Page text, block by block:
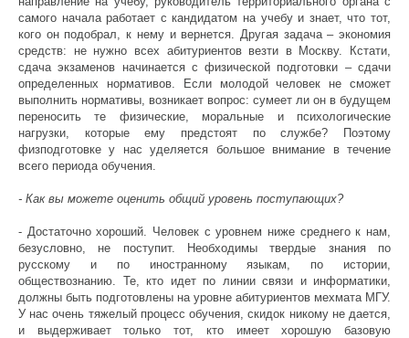
самого начала работает с кандидатом на учебу и знает, что тот,
кого он подобрал, к нему и вернется. Другая задача – экономия
средств: не нужно всех абитуриентов везти в Москву. Кстати,
сдача экзаменов начинается с физической подготовки – сдачи
определенных нормативов. Если молодой человек не сможет
выполнить нормативы, возникает вопрос: сумеет ли он в будущем
переносить те физические, моральные и психологические
нагрузки, которые ему предстоят по службе? Поэтому
физподготовке у нас уделяется большое внимание в течение
всего периода обучения.
- Как вы можете оценить общий уровень поступающих?
- Достаточно хороший. Человек с уровнем ниже среднего к нам,
безусловно, не поступит. Необходимы твердые знания по
русскому и по иностранному языкам, по истории,
обществознанию. Те, кто идет по линии связи и информатики,
должны быть подготовлены на уровне абитуриентов мехмата МГУ.
У нас очень тяжелый процесс обучения, скидок никому не дается,
и выдерживает только тот, кто имеет хорошую базовую